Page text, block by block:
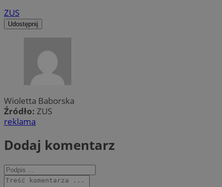
ZUS
Udostępnij
Wioletta Baborska
Źródło: ZUS
reklama
Dodaj komentarz